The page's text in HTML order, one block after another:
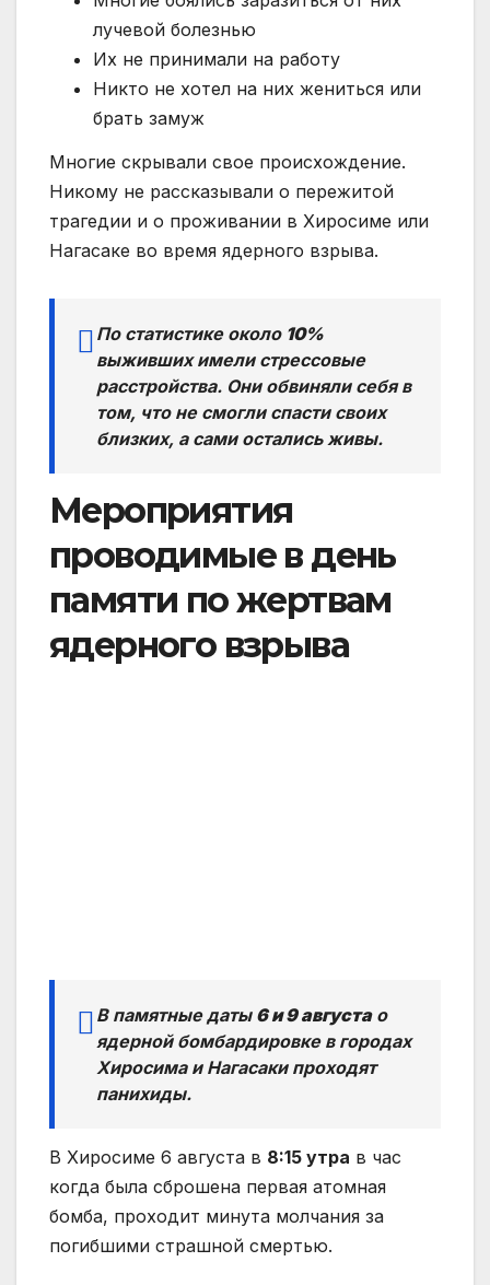
лучевой болезнью
Их не принимали на работу
Никто не хотел на них жениться или
брать замуж
Многие скрывали свое происхождение.
Никому не рассказывали о пережитой
трагедии и о проживании в Хиросиме или
Нагасаке во время ядерного взрыва.
По статистике около 10%
выживших имели стрессовые
расстройства. Они обвиняли себя в
том, что не смогли спасти своих
близких, а сами остались живы.
Мероприятия
проводимые в день
памяти по жертвам
ядерного взрыва
В памятные даты 6 и 9 августао
ядерной бомбардировке в городах
Хиросима и Нагасаки проходят
панихиды.
В Хиросиме 6 августа в 8:15 утра в час
когда была сброшена первая атомная
бомба, проходит минута молчания за
погибшими страшной смертью.